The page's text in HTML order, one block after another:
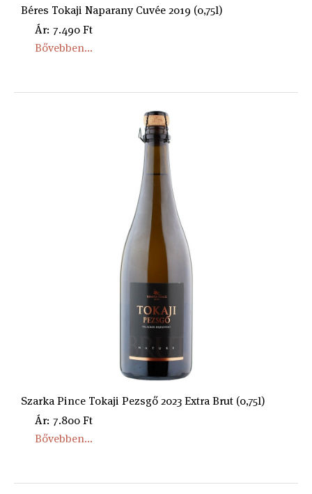
Béres Tokaji Naparany Cuvée 2019 (0,75l)
Ár: 7.490 Ft
Bővebben...
Szarka Pince Tokaji Pezsgő 2023 Extra Brut (0,75l)
Ár: 7.800 Ft
Bővebben...